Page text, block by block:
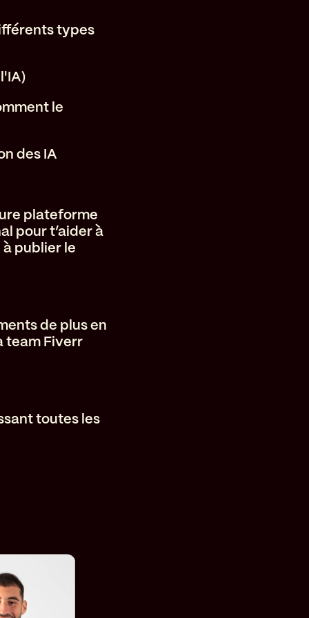
types
le
des IA
plateforme
pour t’aider à
publier le
de plus en
team Fiverr
toutes les